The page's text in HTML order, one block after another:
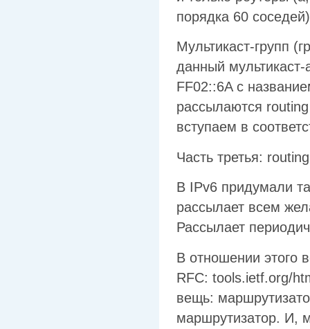
порядка 60
Мультикаст-групп
данный
FF02::6A с
рассылаются
вступаем в
Часть третья:
В IPv6 придумали
рассылает всем
Рассылает
В отношении этого
RFC: tools.ietf.org/
вещь:
маршрутизатор. И,